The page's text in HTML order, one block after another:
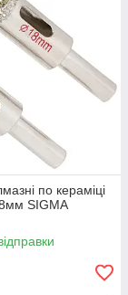
по кераміці
SIGMA